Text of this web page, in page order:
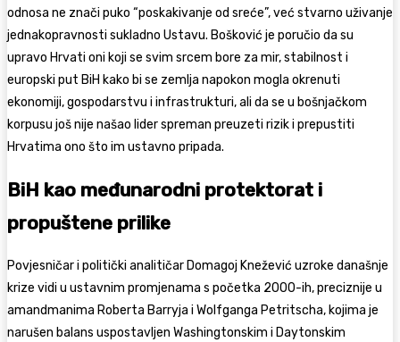
odnosa ne znači puko “poskakivanje od sreće”, već stvarno uživanje
jednakopravnosti sukladno Ustavu. Bošković je poručio da su
upravo Hrvati oni koji se svim srcem bore za mir, stabilnost i
europski put BiH kako bi se zemlja napokon mogla okrenuti
ekonomiji, gospodarstvu i infrastrukturi, ali da se u bošnjačkom
korpusu još nije našao lider spreman preuzeti rizik i prepustiti
Hrvatima ono što im ustavno pripada.
BiH kao međunarodni protektorat i
propuštene prilike
Povjesničar i politički analitičar Domagoj Knežević uzroke današnje
krize vidi u ustavnim promjenama s početka 2000-ih, preciznije u
amandmanima Roberta Barryja i Wolfganga Petritscha, kojima je
narušen balans uspostavljen Washingtonskim i Daytonskim